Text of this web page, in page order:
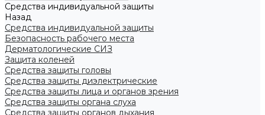
Средства индивидуальной защиты
Назад
Средства индивидуальной защиты
Безопасность рабочего места
Дерматологические СИЗ
Защита коленей
Средства защиты головы
Средства защиты диэлектрические
Средства защиты лица и органов зрения
Средства защиты органа слуха
Средства защиты органов дыхания